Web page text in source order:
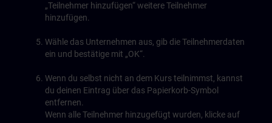
„Teilnehmer hinzufügen“ weitere Teilnehmer
hinzufügen.
Wähle das Unternehmen aus, gib die Teilnehmerdaten
ein und bestätige mit „OK“.
Wenn du selbst nicht an dem Kurs teilnimmst, kannst
du deinen Eintrag über das Papierkorb-Symbol
entfernen.
Wenn alle Teilnehmer hinzugefügt wurden, klicke auf